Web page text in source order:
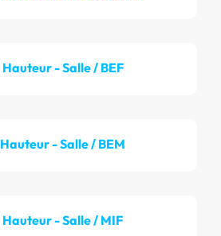
Hauteur - Salle / BEF
Hauteur - Salle / BEM
Hauteur - Salle / MIF